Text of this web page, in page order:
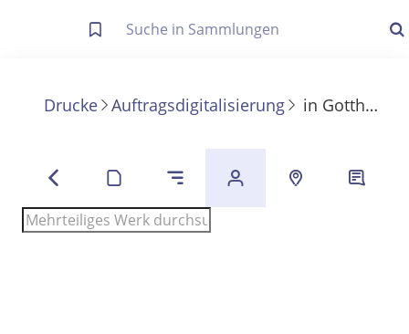
Die letzte Trefferliste besteht aus Ihrer letzten Suche, samt
Anzeigen
Zuletzt gesucht
Drucke Auftragsdigitalisierung in Gotthold Ephraim Lessings Sämmtliche Schriften